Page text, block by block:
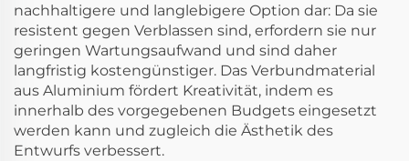
nachhaltigere und langlebigere Option dar: Da sie
resistent gegen Verblassen sind, erfordern sie nur
geringen Wartungsaufwand und sind daher
langfristig kostengünstiger. Das Verbundmaterial
aus Aluminium fördert Kreativität, indem es
innerhalb des vorgegebenen Budgets eingesetzt
werden kann und zugleich die Ästhetik des
Entwurfs verbessert.